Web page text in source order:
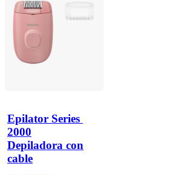
Epilator Series
2000
Depiladora con
cable